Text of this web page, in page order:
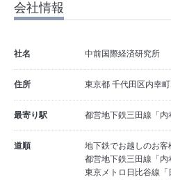
会社情報
社名 中前国際経済研究所
住所 東京都 千代田区内幸
最寄り駅 都営地下鉄三田線「内
道順
地下鉄でお越しのお客
都営地下鉄三田線「
東京メトロ日比谷線